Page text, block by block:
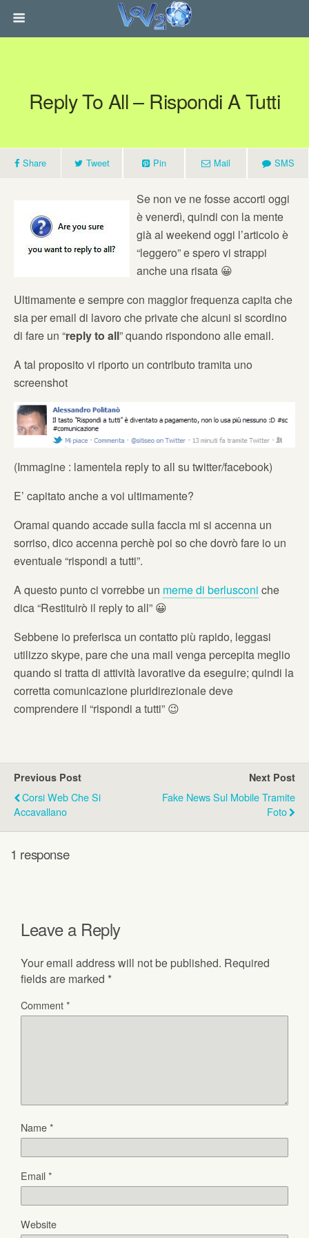
Reply To All – Rispondi A Tutti
Share Tweet Pin Mail SMS
Se non ve ne fosse accorti oggi
è venerdì, quindi con la mente
già al weekend oggi l’articolo è
“leggero” e spero vi strappi
anche una risata 😀
Ultimamente e sempre con maggior frequenza capita che
sia per email di lavoro che private che alcuni si scordino
di fare un “reply to all” quando rispondono alle email.
A tal proposito vi riporto un contributo tramita uno
screenshot
(Immagine : lamentela reply to all su twitter/facebook)
E’ capitato anche a voi ultimamente?
Oramai quando accade sulla faccia mi si accenna un
sorriso, dico accenna perchè poi so che dovrò fare io un
eventuale “rispondi a tutti”.
A questo punto ci vorrebbe un meme di berlusconi che
dica “Restituirò il reply to all” 😀
Sebbene io preferisca un contatto più rapido, leggasi
utilizzo skype, pare che una mail venga percepita meglio
quando si tratta di attività lavorative da eseguire; quindi la
corretta comunicazione pluridirezionale deve
comprendere il “rispondi a tutti” 😉
Previous Post
Corsi Web Che Si
Accavallano
Next Post
Fake News Sul Mobile Tramite
Foto
1 response
Leave a Reply
Your email address will not be published. Required
fields are marked *
Comment*
Name*
Email*
Website